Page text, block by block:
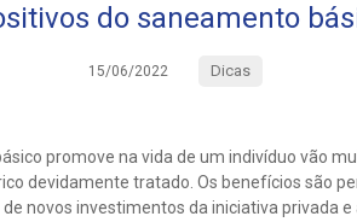
do saneamento
15/06/2022 Dicas
promove na vida de um indivíduo vão
devidamente tratado. Os benefícios são
novos investimentos da iniciativa privada